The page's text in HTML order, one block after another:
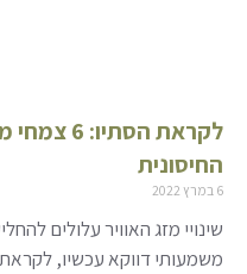
לקראת
החיסונית
6 במרץ 2022
שינויי מזג האוויר עלולים
משמעותי דווקא עכשיו,